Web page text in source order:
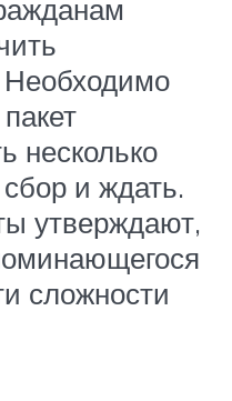
несколько
и ждать.
утверждают,
сложности